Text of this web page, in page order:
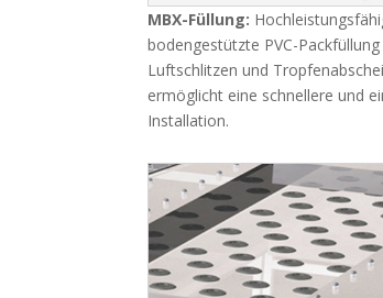
MBX-Füllung:
bodengestützte PVC-
Luftschlitzen und
ermöglicht eine schnellere und
Installation.